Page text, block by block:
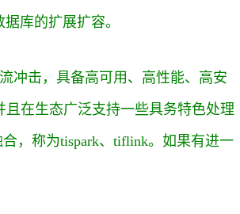
库的扩展扩容。
冲击，具备高可用、高性能、高安
在生态广泛支持一些具务特色处理
，称为tispark、tiflink。如果有进一